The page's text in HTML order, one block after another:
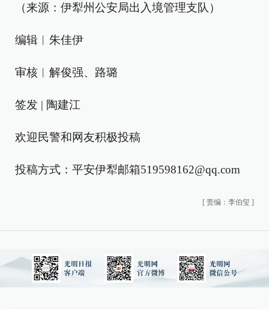
（来源：伊犁州公安局出入境管理支队）
编辑︱朱佳伊
审核︱解俊强、路璐
签发 | 陶建江
欢迎民警和网友积极投稿
投稿方式：平安伊犁邮箱519598162@qq.com
[ 责编：李伯玺 ]